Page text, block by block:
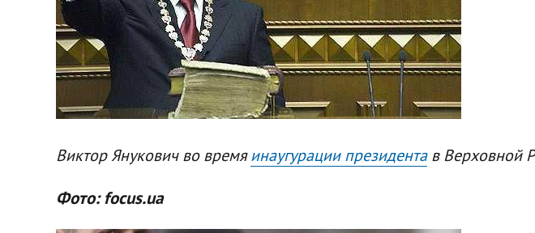
Виктор Янукович во времяинаугурации президентав Верховной
Фото: focus.ua